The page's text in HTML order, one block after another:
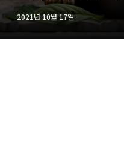
2021년 10월 17일